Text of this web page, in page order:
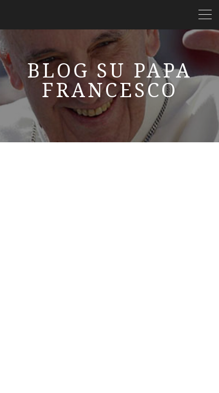
BLOG SU PAPA
FRANCESCO